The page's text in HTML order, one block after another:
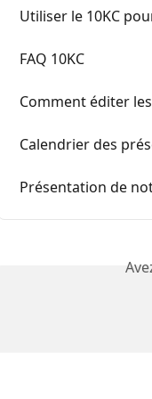
Utiliser le 10KC
FAQ 10KC
Comment éditer
Calendrier des
Présentation de